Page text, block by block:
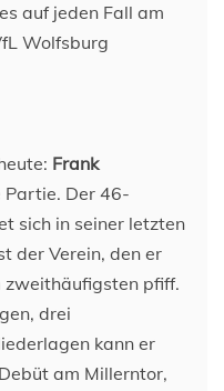
auf jeden Fall am
Wolfsburg
Frank
Der 46-
sich in seiner letzten
der Verein, den er
zweithäufigsten pfiff.
drei
kann er
am Millerntor,